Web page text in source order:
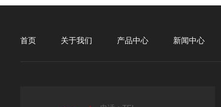
首页 关于我们 产品中心 新闻中心